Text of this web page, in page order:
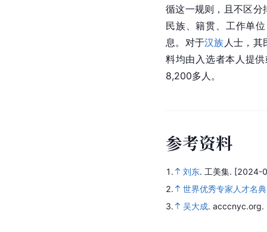
循这一规则，且不区分
民族、籍贯、工作单
息。对于汉族 人士，
料均由入选者本人提
8,200多人。
参考资料
1. 刘东. 工美集. [2024-
2.
世界优秀专家人才名
3.
吴大成. acccnyc.org.